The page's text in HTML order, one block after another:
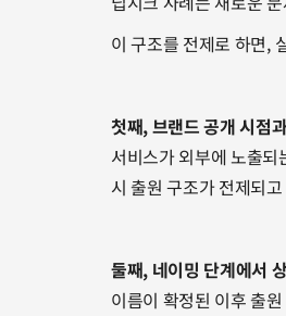
이 구조를 전제로 하면,
첫째, 브랜드 공개 시점
서비스가 외부에 노출
시 출원 구조가 전제되
둘째, 네이밍 단계에서
이름이 확정된 이후 출